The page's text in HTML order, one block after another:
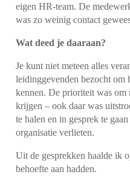
eigen HR-team. De
was zo weinig contact
Wat deed je daaraan?
Je kunt niet meteen alles
leidinggevenden bezocht om
kennen. De prioriteit was
krijgen – ook daar was
te halen en in gesprek te
organisatie verlieten.
Uit de gesprekken haalde ik
behoefte aan hadden.